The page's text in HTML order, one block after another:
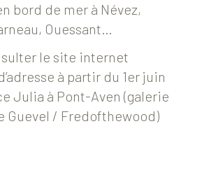
bord de mer à Névez,
Ouessant…
le site internet
à partir du 1er juin
Julia à Pont-Aven (galerie
Guevel / Fredofthewood)